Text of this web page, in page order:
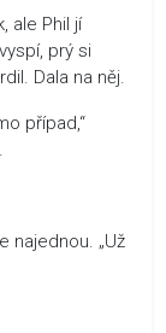
ale Phil jí
prý si
Dala na něj.
případ,“
najednou. „Už